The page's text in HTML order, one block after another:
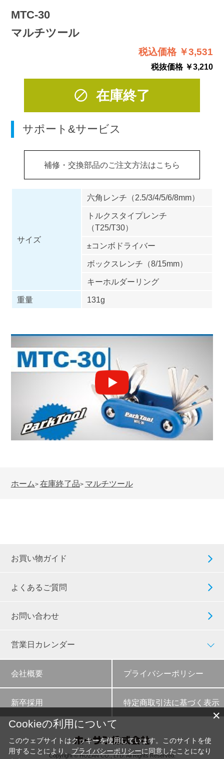
MTC-30
マルチツール
税込価格 ￥3,531
税抜価格 ￥3,210
在庫終了
サポート&サービス
補修・交換部品のご注文方法はこちら
サイズ
六角レンチ（2.5/3/4/5/6/8mm）
トルクスタイプレンチ
（T25/T30）
±コンボドライバー
ボックスレンチ（8/15mm）
キーホルダーリング
重量
131g
ホーム> 在庫終了品> マルチツール
お買い物ガイド
よくあるご質問
お問い合わせ
営業日カレンダー
会社概要 プライバシーポリシー
新卒採用 特定商取引法に基づく表示
Copyright © HOZAN CO., LTD. All Rights Reserved.
✕
Cookieの利用について
このウェブサイトはクッキーを使用しています。このサイトを使
用することにより、 プライバシーポリシーに同意したことになり